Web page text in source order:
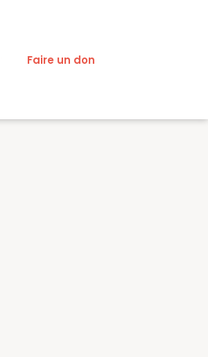
Faire un don